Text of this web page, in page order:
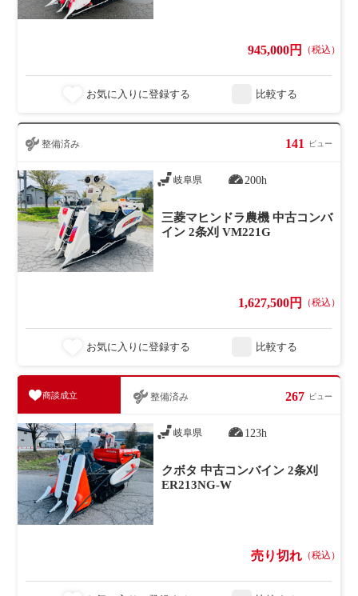
945,000円 （税込）
お気に入りに登録する 比較する
整備済み 141 ビュー
岐阜県 200h
三菱マヒンドラ農機 中古コンバ
イン 2条刈 VM221G
1,627,500円 （税込）
お気に入りに登録する 比較する
商談成立 整備済み 267 ビュー
岐阜県 123h
クボタ 中古コンバイン 2条刈
ER213NG-W
売り切れ （税込）